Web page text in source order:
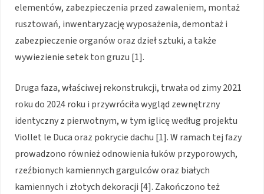
elementów, zabezpieczenia przed zawaleniem, montaż
rusztowań, inwentaryzację wyposażenia, demontaż i
zabezpieczenie organów oraz dzieł sztuki, a także
wywiezienie setek ton gruzu [1].
Druga faza, właściwej rekonstrukcji, trwała od zimy 2021
roku do 2024 roku i przywróciła wygląd zewnętrzny
identyczny z pierwotnym, w tym iglicę według projektu
Viollet le Duca oraz pokrycie dachu [1]. W ramach tej fazy
prowadzono również odnowienia łuków przyporowych,
rzeźbionych kamiennych gargulców oraz białych
kamiennych i złotych dekoracji [4]. Zakończono też